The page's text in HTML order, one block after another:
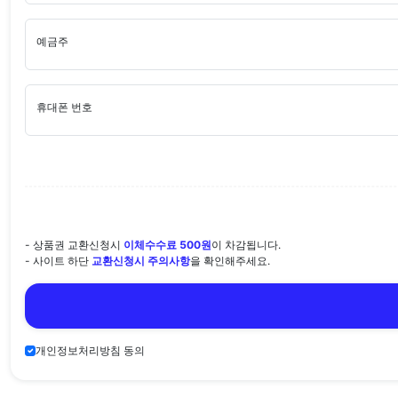
예금주
휴대폰 번호
- 상품권 교환신청시 이체수수료 500원이 차감됩니다.
- 사이트 하단 교환신청시 주의사항을 확인해주세요.
개인정보처리방침 동의